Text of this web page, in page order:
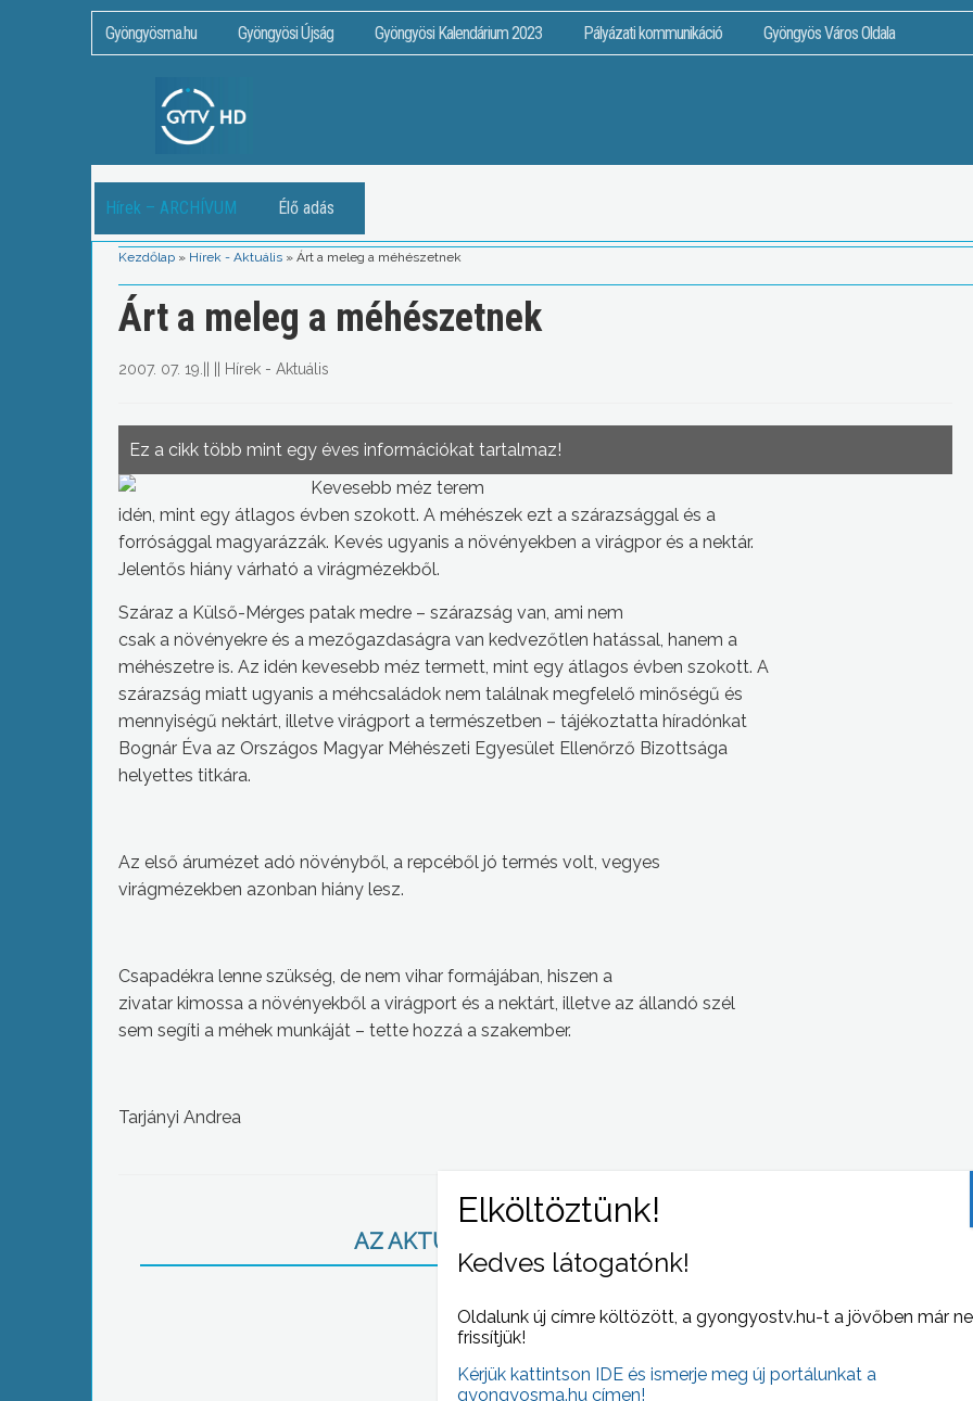
Gyöngyösma.hu Gyöngyösi Újság Gyöngyösi Kalendárium 2023 Pályázati kommunikáció Gyöngyös Város Oldala
Hírek – ARCHÍVUM Élő adás
Kezdőlap » Hírek - Aktuális » Árt a meleg a méhészetnek
Árt a meleg a méhészetnek
2007. 07. 19. Hírek - Aktuális
Ez a cikk több mint egy éves információkat tartalmaz!
Kevesebb méz terem
idén, mint egy átlagos évben szokott. A méhészek ezt a szárazsággal és a
forrósággal magyarázzák. Kevés ugyanis a növényekben a virágpor és a nektár.
Jelentős hiány várható a virágmézekből.
Száraz a Külső-Mérges patak medre – szárazság van, ami nem
csak a növényekre és a mezőgazdaságra van kedvezőtlen hatással, hanem a
méhészetre is. Az idén kevesebb méz termett, mint egy átlagos évben szokott. A
szárazság miatt ugyanis a méhcsaládok nem találnak megfelelő minőségű és
mennyiségű nektárt, illetve virágport a természetben – tájékoztatta híradónkat
Bognár Éva az Országos Magyar Méhészeti Egyesület Ellenőrző Bizottsága
helyettes titkára.
Az első árumézet adó növényből, a repcéből jó termés volt, vegyes
virágmézekben azonban hiány lesz.
Csapadékra lenne szükség, de nem vihar formájában, hiszen a
zivatar kimossa a növényekből a virágport és a nektárt, illetve az állandó szél
sem segíti a méhek munkáját – tette hozzá a szakember.
Tarjányi Andrea
AZ AKTUÁLIS NAPI HÍREI
Kedves látogatónk!
Oldalunk új címre költözött, a gyongyostv.hu-t a jövőben már
frissítjük!
Kérjük kattintson IDE és ismerje meg új portálunkat a
gyongyosma.hu címen!